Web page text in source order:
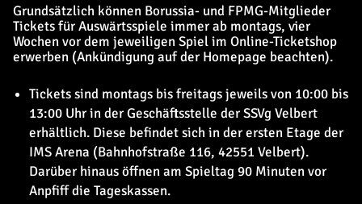
Grundsätzlich können Borussia- und FPMG-Mitglieder
Tickets für Auswärtsspiele immer ab montags, vier
Wochen vor dem jeweiligen Spiel im Online-Ticketshop
erwerben (Ankündigung auf der Homepage beachten).
Tickets sind montags bis freitags jeweils von 10:00 bis
13:00 Uhr in der Geschäftsstelle der SSVg Velbert
erhältlich. Diese befindet sich in der ersten Etage der
IMS Arena (Bahnhofstraße 116, 42551 Velbert).
Darüber hinaus öffnen am Spieltag 90 Minuten vor
Anpfiff die Tageskassen.